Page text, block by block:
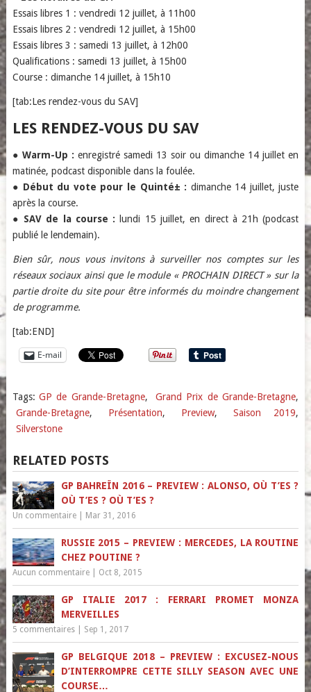
Essais libres 1 : vendredi 12 juillet, à 11h00
Essais libres 2 : vendredi 12 juillet, à 15h00
Essais libres 3 : samedi 13 juillet, à 12h00
Qualifications : samedi 13 juillet, à 15h00
Course : dimanche 14 juillet, à 15h10
[tab:Les rendez-vous du SAV]
LES RENDEZ-VOUS DU SAV
● Warm-Up : enregistré samedi 13 soir ou dimanche 14 juillet en
matinée, podcast disponible dans la foulée.
● Début du vote pour le Quinté± : dimanche 14 juillet, juste
après la course.
● SAV de la course : lundi 15 juillet, en direct à 21h (podcast
publié le lendemain).
Bien sûr, nous vous invitons à surveiller nos comptes sur les
réseaux sociaux ainsi que le module « PROCHAIN DIRECT » sur la
partie droite du site pour être informés du moindre changement
de programme.
[tab:END]
E-mail
Tags: GP de Grande-Bretagne, Grand Prix de Grande-Bretagne,
Grande-Bretagne, Présentation, Preview, Saison 2019,
Silverstone
RELATED POSTS
GP BAHREÏN 2016 – PREVIEW : ALONSO, OÙ T’ES ?
OÙ T’ES ? OÙ T’ES ?
Un commentaire| Mar 31, 2016
RUSSIE 2015 – PREVIEW : MERCEDES, LA ROUTINE
CHEZ POUTINE ?
Aucun commentaire| Oct 8, 2015
GP ITALIE 2017 : FERRARI PROMET MONZA
MERVEILLES
5 commentaires| Sep 1, 2017
GP BELGIQUE 2018 – PREVIEW : EXCUSEZ-NOUS
D’INTERROMPRE CETTE SILLY SEASON AVEC UNE
COURSE…